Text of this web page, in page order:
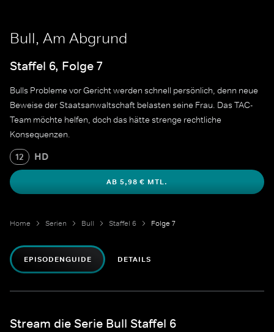
Bull, Am Abgrund
Staffel 6, Folge 7
Bulls Probleme vor Gericht werden schnell persönlich, denn neue
Beweise der Staatsanwaltschaft belasten seine Frau. Das TAC-
Team möchte helfen, doch das hätte strenge rechtliche
Konsequenzen.
12 HD
AB 5,98 € MTL.
Home Serien Bull Staffel 6 Folge 7
EPISODENGUIDE DETAILS
Stream die Serie Bull Staffel 6